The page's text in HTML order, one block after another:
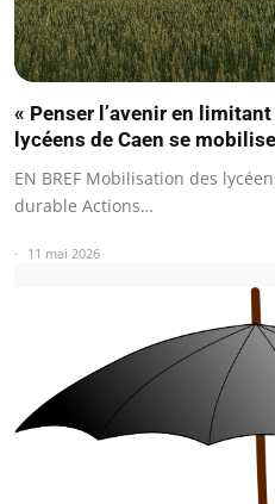
« Penser l’avenir en
lycéens de Caen se
EN BREF Mobilisation des
durable Actions…
11 mai 2026